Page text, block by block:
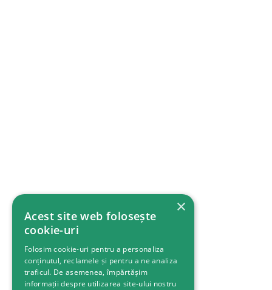
×
Acest site web folosește
cookie-uri
Folosim cookie-uri pentru a personaliza
conținutul, reclamele și pentru a ne analiza
traficul. De asemenea, împărtășim
informații despre utilizarea site-ului nostru